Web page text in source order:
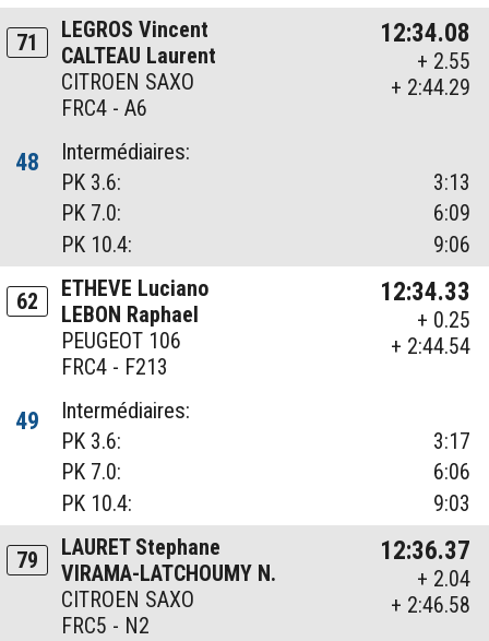
71
LEGROS Vincent
CALTEAU Laurent
CITROEN SAXO
FRC4 - A6
12:34.08
+ 2.55
+ 2:44.29
48
Intermédiaires:
PK 3.6:
3:13
PK 7.0:
6:09
PK 10.4:
9:06
62
ETHEVE Luciano
LEBON Raphael
PEUGEOT 106
FRC4 - F213
12:34.33
+ 0.25
+ 2:44.54
49
Intermédiaires:
PK 3.6:
3:17
PK 7.0:
6:06
PK 10.4:
9:03
79
LAURET Stephane
VIRAMA-LATCHOUMY N.
CITROEN SAXO
FRC5 - N2
12:36.37
+ 2.04
+ 2:46.58